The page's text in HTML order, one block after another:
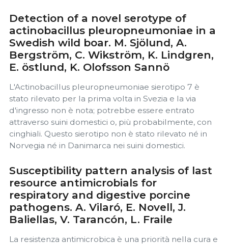
Detection of a novel serotype of
actinobacillus pleuropneumoniae in a
Swedish wild boar. M. Sjölund, A.
Bergström, C. Wikström, K. Lindgren,
E. östlund, K. Olofsson Sannö
L'Actinobacillus pleuropneumoniae sierotipo 7 è
stato rilevato per la prima volta in Svezia e la via
d'ingresso non è nota; potrebbe essere entrato
attraverso suini domestici o, più probabilmente, con
cinghiali. Questo sierotipo non è stato rilevato né in
Norvegia né in Danimarca nei suini domestici.
Susceptibility pattern analysis of last
resource antimicrobials for
respiratory and digestive porcine
pathogens. A. Vilaró, E. Novell, J.
Baliellas, V. Tarancón, L. Fraile
La resistenza antimicrobica è una priorità nella cura e